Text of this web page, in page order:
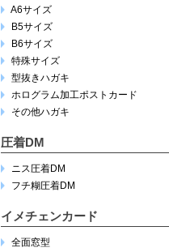
A6サイズ
B5サイズ
B6サイズ
特殊サイズ
型抜きハガキ
ホログラム加工ポストカード
その他ハガキ
圧着DM
ニス圧着DM
フチ糊圧着DM
イメチェンカード
全面窓型